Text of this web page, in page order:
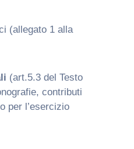
(allegato 1 alla
(art.5.3 del Testo
contributi
per l’esercizio